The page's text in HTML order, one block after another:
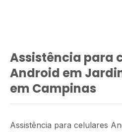
Assistência para
Android em
em Campinas
Assistência para celulares